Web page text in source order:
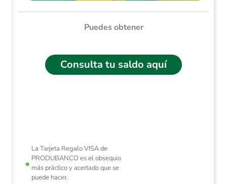
Puedes obtener
Consulta tu saldo aquí
La Tarjeta Regalo VISA de
PRODUBANCO es el obsequio
más práctico y acertado que se
puede hacer.